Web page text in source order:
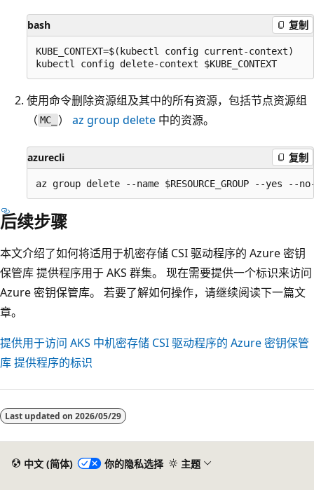
bash 复制
KUBE_CONTEXT=$(kubectl config current-context)
使用命令删除资源组及其中的所有资源，包括节点资源组
（ MC_ ）az group delete 中的资源。
azurecli 复制
后续步骤
本文介绍了如何将适用于机密存储 CSI 驱动程序的 Azure 密钥
保管库 提供程序用于 AKS 群集。 现在需要提供一个标识来访问
Azure 密钥保管库。 若要了解如何操作，请继续阅读下一篇文
章。
提供用于访问 AKS 中机密存储 CSI 驱动程序的 Azure 密钥保管
库 提供程序的标识
Last updated on 2026/05/29
中文 (简体) 你的隐私选择 主题